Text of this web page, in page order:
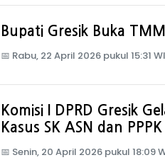
Bupati Gresik Buka
📅 Rabu, 22 April 2026 pukul 15:31
Komisi I DPRD Gresik
Kasus SK ASN dan
📅 Senin, 20 April 2026 pukul 18:09